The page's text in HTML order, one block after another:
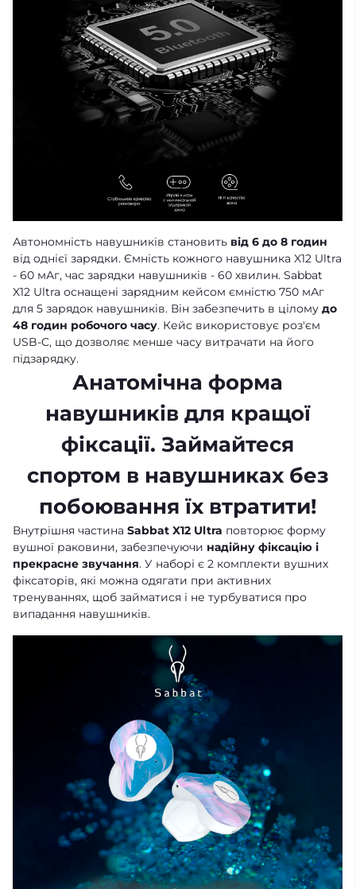
Автономність навушників становить від 6 до 8 годин
від однієї зарядки. Ємність кожного навушника X12 Ultra
- 60 мАг, час зарядки навушників - 60 хвилин. Sabbat
X12 Ultra оснащені зарядним кейсом ємністю 750 мАг
для 5 зарядок навушників. Він забезпечить в цілому до
48 годин робочого часу. Кейс використовує роз'єм
USB-C, що дозволяє менше часу витрачати на його
підзарядку.
Анатомічна форма
навушників для кращої
фіксації. Займайтеся
спортом в навушниках без
побоювання їх втратити!
Внутрішня частина Sabbat X12 Ultra повторює форму
вушної раковини, забезпечуючи надійну фіксацію і
прекрасне звучання. У наборі є 2 комплекти вушних
фіксаторів, які можна одягати при активних
тренуваннях, щоб займатися і не турбуватися про
випадання навушників.